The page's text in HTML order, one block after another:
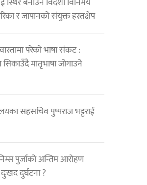
र जापानको संयुक्त हस्तक्षेप
परेको भाषा संकट :
सिकाउँदै मातृभाषा जोगाउने
सहसचिव पुष्पराज भट्टराई
पुर्जाको अन्तिम आरोहण
दुर्घटना ?